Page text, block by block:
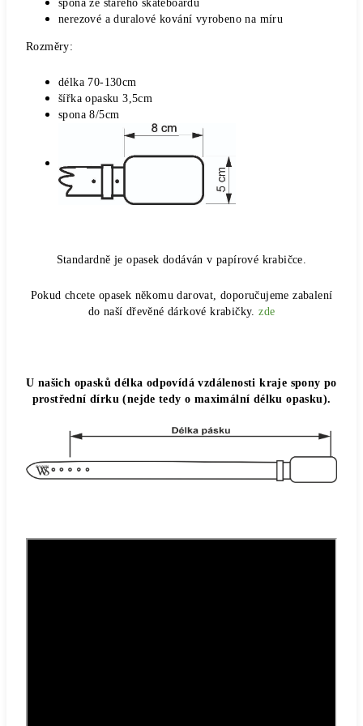
spona ze starého skateboardu
nerezové a duralové kování vyrobeno na míru
Rozměry:
délka 70-130cm
šířka opasku 3,5cm
spona 8/5cm
Standardně je opasek dodáván v papírové krabičce.
Pokud chcete opasek někomu darovat, doporučujeme zabalení
do naší dřevěné dárkové krabičky.zde
U našich opasků délka odpovídá vzdálenosti kraje spony po
prostřední dírku (nejde tedy o maximální délku opasku).